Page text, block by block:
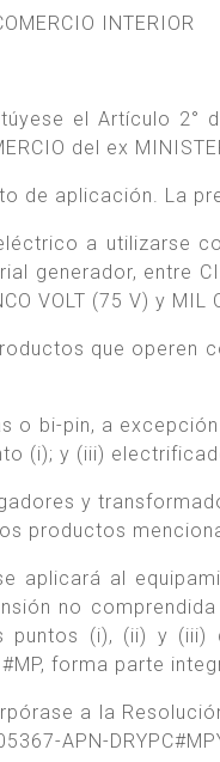
INTERIOR
el Artículo 2°
del ex
de aplicación. La
a utilizarse
generador, entre
VOLT (75 V) y
que operen
o bi-pin, a
(i); y (iii)
y
productos
aplicará al
no
puntos (i), (ii) y
forma parte
a la
APN-